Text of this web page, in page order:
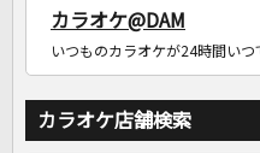
カラオケ@DAM
いつものカラオケが24時間いつ
カラオケ店舗検索